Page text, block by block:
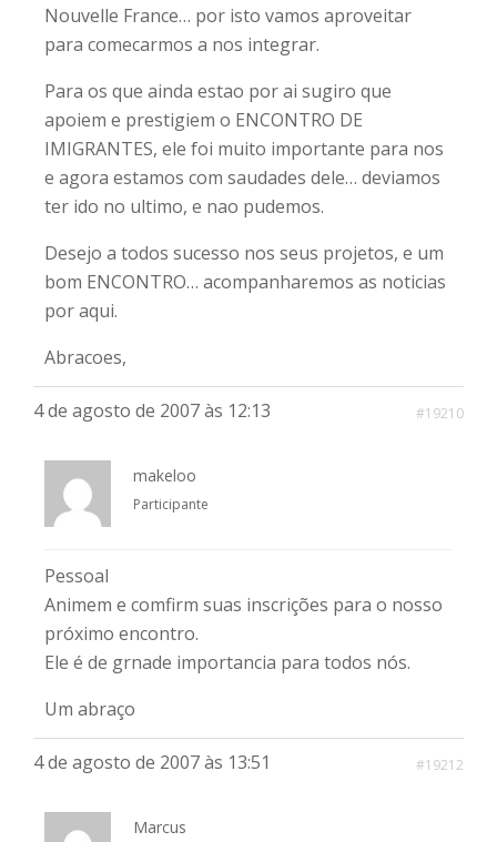
Nouvelle France… por isto vamos aproveitar
para comecarmos a nos integrar.
Para os que ainda estao por ai sugiro que
apoiem e prestigiem o ENCONTRO DE
IMIGRANTES, ele foi muito importante para nos
e agora estamos com saudades dele… deviamos
ter ido no ultimo, e nao pudemos.
Desejo a todos sucesso nos seus projetos, e um
bom ENCONTRO… acompanharemos as noticias
por aqui.
Abracoes,
4 de agosto de 2007 às 12:13 #19210
makeloo
Participante
Pessoal
Animem e comfirm suas inscrições para o nosso
próximo encontro.
Ele é de grnade importancia para todos nós.
Um abraço
4 de agosto de 2007 às 13:51 #19212
Marcus